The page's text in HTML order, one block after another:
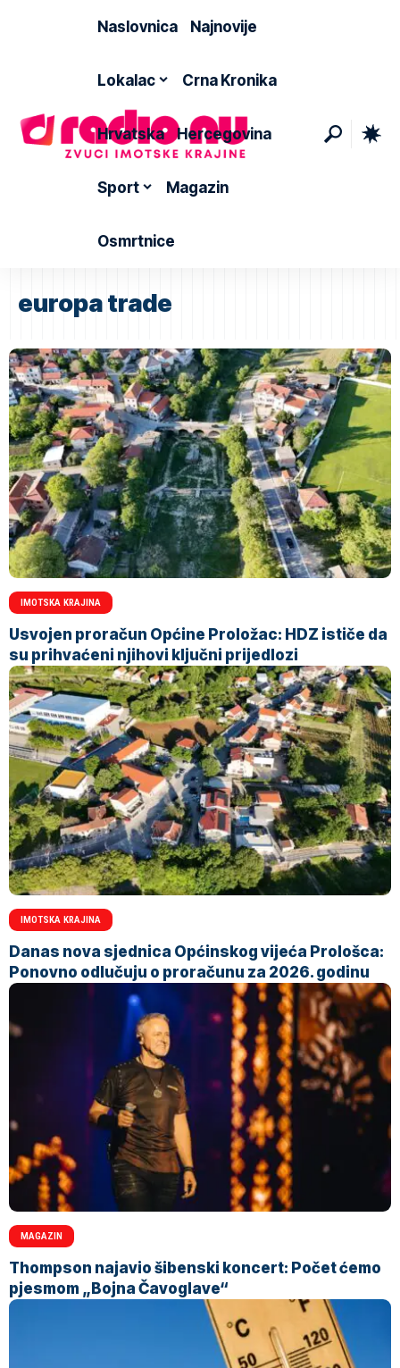
Naslovnica Najnovije
Lokalac Crna Kronika
Hrvatska Hercegovina
Sport Magazin
Osmrtnice
europa trade
IMOTSKA KRAJINA
Usvojen proračun Općine Proložac: HDZ ističe da
su prihvaćeni njihovi ključni prijedlozi
IMOTSKA KRAJINA
Danas nova sjednica Općinskog vijeća Prološca:
Ponovno odlučuju o proračunu za 2026. godinu
MAGAZIN
Thompson najavio šibenski koncert: Počet ćemo
pjesmom „Bojna Čavoglave“